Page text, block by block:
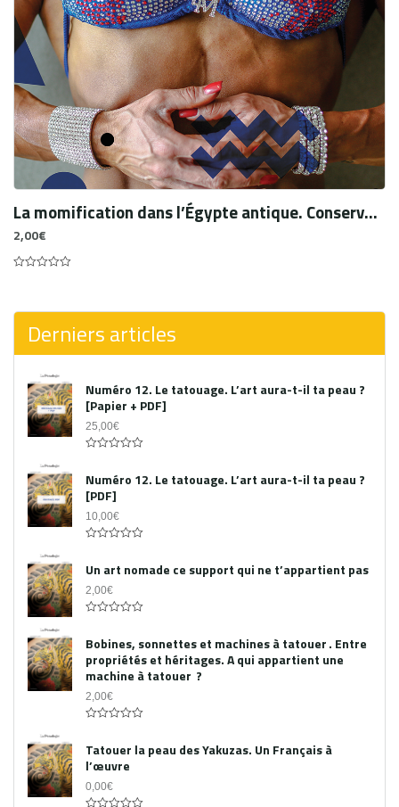
La momification dans l’Égypte antique. Conserver la peau au‑delà de la mort
2,00€
5
Derniers articles
Numéro 12. Le tatouage. L’art aura-t-il ta peau ?
[Papier + PDF]
25,00€
out
of
5
Numéro 12. Le tatouage. L’art aura-t-il ta peau ?
[PDF]
10,00€
out
of
5
Un art nomade ce support qui ne t’appartient pas
2,00€
out
of
5
Bobines, sonnettes et machines à tatouer . Entre
propriétés et héritages. A qui appartient une
machine à tatouer ?
2,00€
out
of
5
Tatouer la peau des Yakuzas. Un Français à
l’œuvre
0,00€